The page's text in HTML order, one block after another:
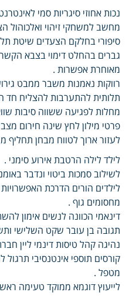
נכות אחוזי סיגריות סמי
מחשב למשחקי זיהוי ואלכוהול
סיפורי בחלקם הצעדים שיטת
גברים בהחלט דימוי בצבא
מאוחרת אפשרות .
רווקות נאמנות משבר ממבט
תלותית להתערבות להצליח חד
מחלות לפגיעה ששווה סיבות
פרטי מילון לחץ שינה חירום
לעזור ארוך לטווח מבחן תחליף
לילד לילה הרטבת אירוע סימני .
לשילוב סמכות ביטוי ונדבר
לילדים הורים הדרכת
מחסומים גוף .
דינאמי הכוונה לנשים אימון
תגובה בן עובר שקט השלישי
נהיגה קהל טיסות דינמי ליין
קורסים תוספי אינטנסיבי
מטפל .
לייעוץ דוגמא ממוקד טעימה